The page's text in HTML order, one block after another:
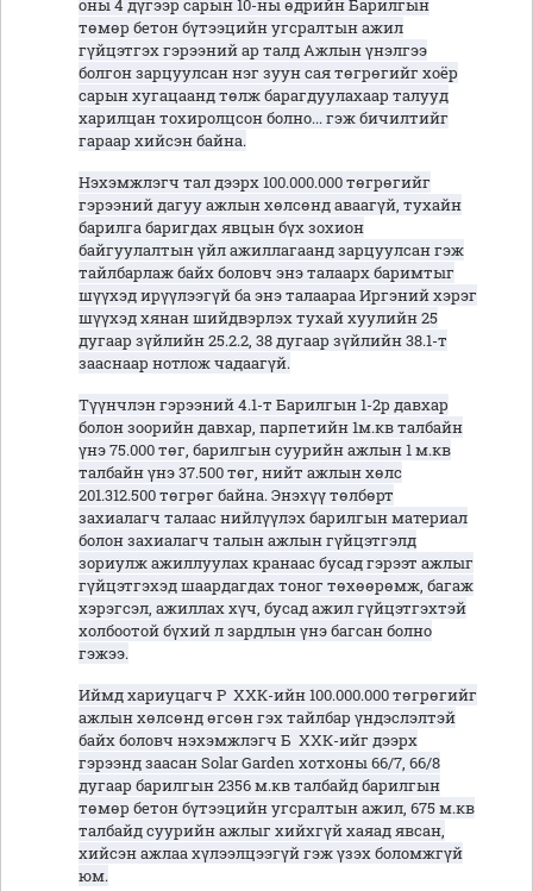
оны 4 дүгээр сарын 10-ны өдрийн Барилгын
төмөр бетон бүтээцийн угсралтын ажил
гүйцэтгэх гэрээний ар талд Ажлын үнэлгээ
болгон зарцуулсан нэг зуун сая төгрөгийг хоёр
сарын хугацаанд төлж барагдуулахаар талууд
харилцан тохиролцсон болно... гэж бичилтийг
гараар хийсэн байна.
Нэхэмжлэгч тал дээрх 100.000.000 төгрөгийг
гэрээний дагуу ажлын хөлсөнд аваагүй, тухайн
барилга баригдах явцын бүх зохион
байгуулалтын үйл ажиллагаанд зарцуулсан гэж
тайлбарлаж байх боловч энэ талаарх баримтыг
шүүхэд ирүүлээгүй ба энэ талаараа Иргэний хэрэг
шүүхэд хянан шийдвэрлэх тухай хуулийн 25
дугаар зүйлийн 25.2.2, 38 дугаар зүйлийн 38.1-т
зааснаар нотлож чадаагүй.
Түүнчлэн гэрээний 4.1-т Барилгын 1-2р давхар
болон зоорийн давхар, парпетийн 1м.кв талбайн
үнэ 75.000 төг, барилгын суурийн ажлын 1 м.кв
талбайн үнэ 37.500 төг, нийт ажлын хөлс
201.312.500 төгрөг байна. Энэхүү төлбөрт
захиалагч талаас нийлүүлэх барилгын материал
болон захиалагч талын ажлын гүйцэтгэлд
зориулж ажиллуулах кранаас бусад гэрээт ажлыг
гүйцэтгэхэд шаардагдах тоног төхөөрөмж, багаж
хэрэгсэл, ажиллах хүч, бусад ажил гүйцэтгэхтэй
холбоотой бүхий л зардлын үнэ багсан болно
гэжээ.
Иймд хариуцагч Р ХХК-ийн 100.000.000 төгрөгийг
ажлын хөлсөнд өгсөн гэх тайлбар үндэслэлтэй
байх боловч нэхэмжлэгч Б ХХК-ийг дээрх
гэрээнд заасан Solar Garden хотхоны 66/7, 66/8
дугаар барилгын 2356 м.кв талбайд барилгын
төмөр бетон бүтээцийн угсралтын ажил, 675 м.кв
талбайд суурийн ажлыг хийхгүй хаяад явсан,
хийсэн ажлаа хүлээлцээгүй гэж үзэх боломжгүй
юм.